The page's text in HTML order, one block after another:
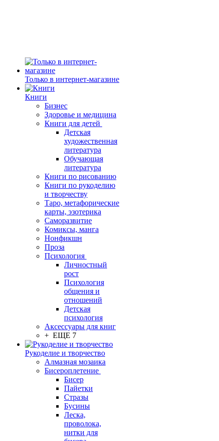
Только в интернет-магазине
Книги
Бизнес
Здоровье и медицина
Книги для детей
Детская
художественная
литература
Обучающая
литература
Книги по рисованию
Книги по рукоделию
и творчеству
Таро, метафорические
карты, эзотерика
Саморазвитие
Комиксы, манга
Нонфикшн
Проза
Психология
Личностный
рост
Психология
общения и
отношений
Детская
психология
Аксессуары для книг
+ ЕЩЕ 7
Рукоделие и творчество
Алмазная мозаика
Бисероплетение
Бисер
Пайетки
Стразы
Бусины
Леска,
проволока,
нитки для